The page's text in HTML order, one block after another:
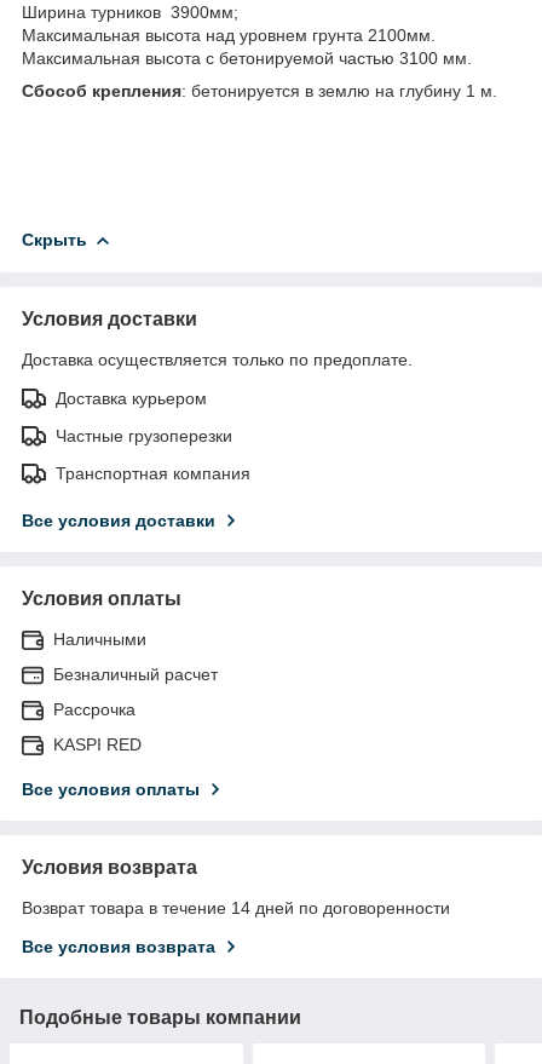
Ширина турников 3900мм;
Максимальная высота над уровнем грунта 2100мм.
Максимальная высота с бетонируемой частью 3100 мм.
Сбособ крепления: бетонируется в землю на глубину 1 м.
Скрыть
Условия доставки
Доставка осуществляется только по предоплате.
Доставка курьером
Частные грузоперезки
Транспортная компания
Все условия доставки
Условия оплаты
Наличными
Безналичный расчет
Рассрочка
KASPI RED
Все условия оплаты
Условия возврата
Возврат товара в течение 14 дней по договоренности
Все условия возврата
Подобные товары компании